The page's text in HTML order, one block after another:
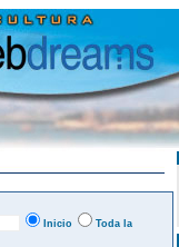
Inicio
Toda la